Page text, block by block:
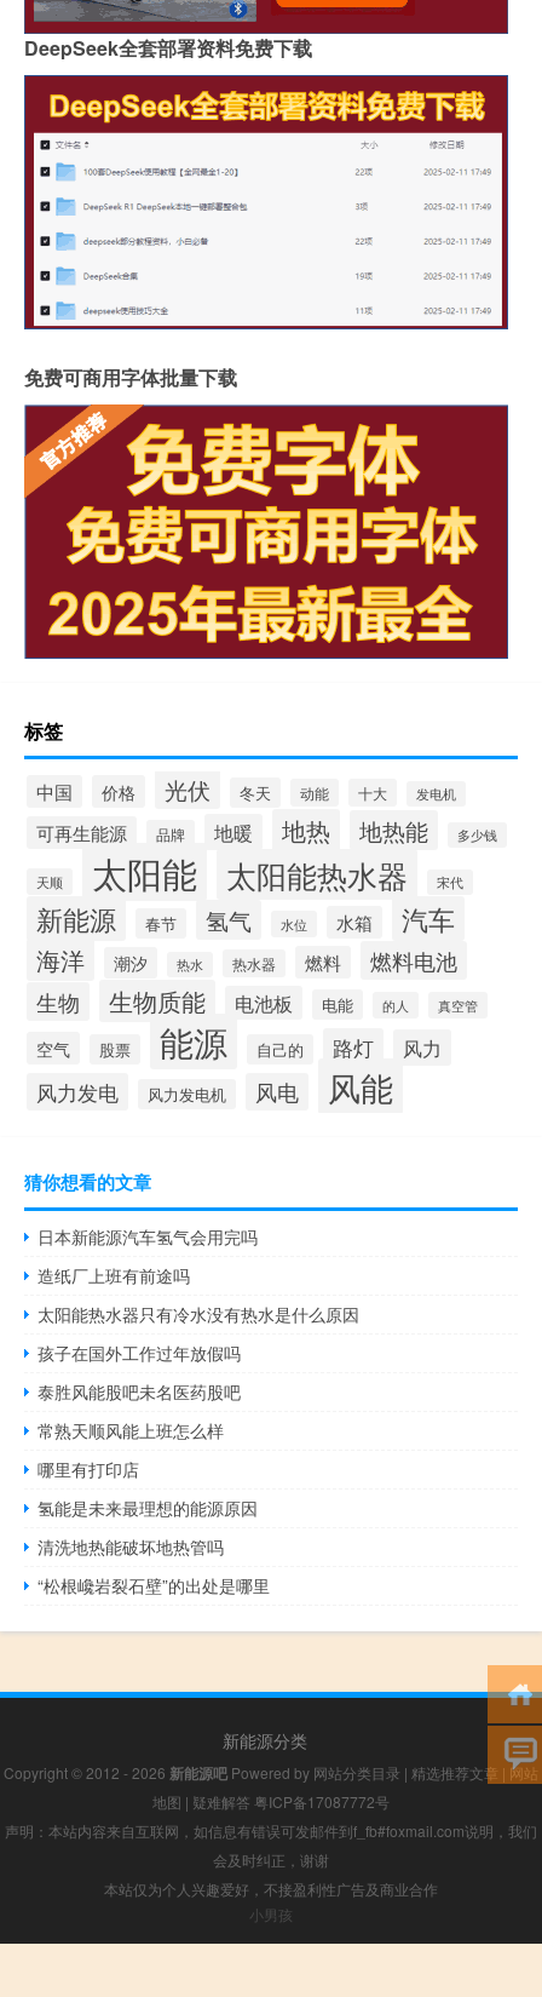
DeepSeek全套部署资料免费下载
免费可商用字体批量下载
标签
中国 价格 光伏 冬天 动能 十大 发电机
可再生能源 品牌 地暖 地热 地热能 多少钱
天顺 太阳能 太阳能热水器 宋代
新能源 春节 氢气 水位 水箱 汽车
海洋 潮汐 热水 热水器 燃料
燃料电池
生物
生物质能 电池板 电能 的人 真空管
空气 股票 能源 自己的 路灯 风力
风力发电 风力发电机 风电 风能
猜你想看的文章
日本新能源汽车氢气会用完吗
造纸厂上班有前途吗
太阳能热水器只有冷水没有热水是什么原因
孩子在国外工作过年放假吗
泰胜风能股吧未名医药股吧
常熟天顺风能上班怎么样
哪里有打印店
氢能是未来最理想的能源原因
清洗地热能破坏地热管吗
“松根巉岩裂石壁”的出处是哪里
新能源分类
Copyright © 2012 - 2026 新能源吧 Powered by 网站分类目录 | 精选推荐文章 | 网站
地图 | 疑难解答 粤ICP备17087772号
声明：本站内容来自互联网，如信息有错误可发邮件到f_fb#foxmail.com说明，我们
会及时纠正，谢谢
本站仅为个人兴趣爱好，不接盈利性广告及商业合作
小男孩